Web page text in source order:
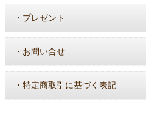
・ プレゼント
・ お問い合せ
・ 特定商取引に基づく表記